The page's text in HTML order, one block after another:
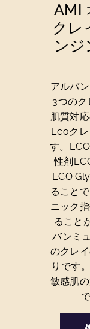
AMI
クレ
ンジ
アルバ
3つのク
肌質対
Ecoク
す。
性剤
ECO
ること
ニック
ること
バンミ
のクレ
りです
敏感肌